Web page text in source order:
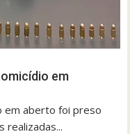
em
em aberto foi preso
realizadas...